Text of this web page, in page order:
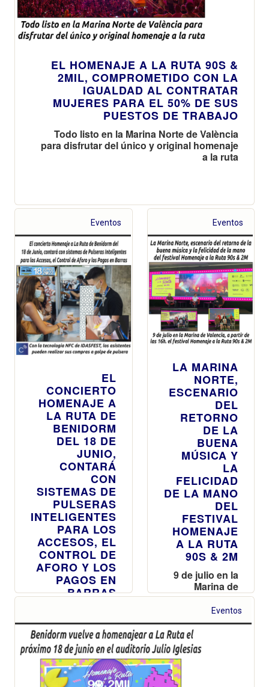
EL HOMENAJE A LA RUTA 90S &
2MIL, COMPROMETIDO CON LA
IGUALDAD AL CONTRATAR
MUJERES PARA EL 50% DE SUS
PUESTOS DE TRABAJO
Todo listo en la Marina Norte de València
para disfrutar del único y original homenaje
a la ruta
Eventos
EL
CONCIERTO
HOMENAJE A
LA RUTA DE
BENIDORM
DEL 18 DE
JUNIO,
CONTARÁ
CON
SISTEMAS DE
PULSERAS
INTELIGENTES
PARA LOS
ACCESOS, EL
CONTROL DE
AFORO Y LOS
PAGOS EN
BARRAS
NFC de
IDASFEST, los
asistentes
pueden realizar
sus compras a
golpe de pulsera
Eventos
LA MARINA
NORTE,
ESCENARIO
DEL
RETORNO
DE LA
BUENA
MÚSICA Y
LA
FELICIDAD
DE LA MANO
DEL
FESTIVAL
HOMENAJE
A LA RUTA
90S & 2M
9 de julio en la
Marina de
Valencia, a
partir de las
16h. el festival
Homenaje a la
Ruta 90s & 2M
Eventos